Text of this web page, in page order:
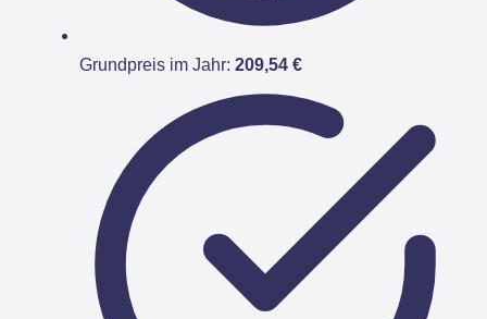
Grundpreis im Jahr: 209,54 €